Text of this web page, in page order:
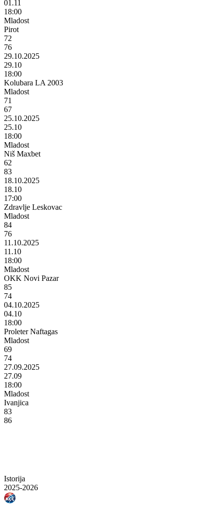
01.11
18:00
Mladost
Pirot
72
76
29.10.2025
29.10
18:00
Kolubara LA 2003
Mladost
71
67
25.10.2025
25.10
18:00
Mladost
Niš Maxbet
62
83
18.10.2025
18.10
17:00
Zdravlje Leskovac
Mladost
84
76
11.10.2025
11.10
18:00
Mladost
OKK Novi Pazar
85
74
04.10.2025
04.10
18:00
Proleter Naftagas
Mladost
69
74
27.09.2025
27.09
18:00
Mladost
Ivanjica
83
86
Istorija
2025-2026